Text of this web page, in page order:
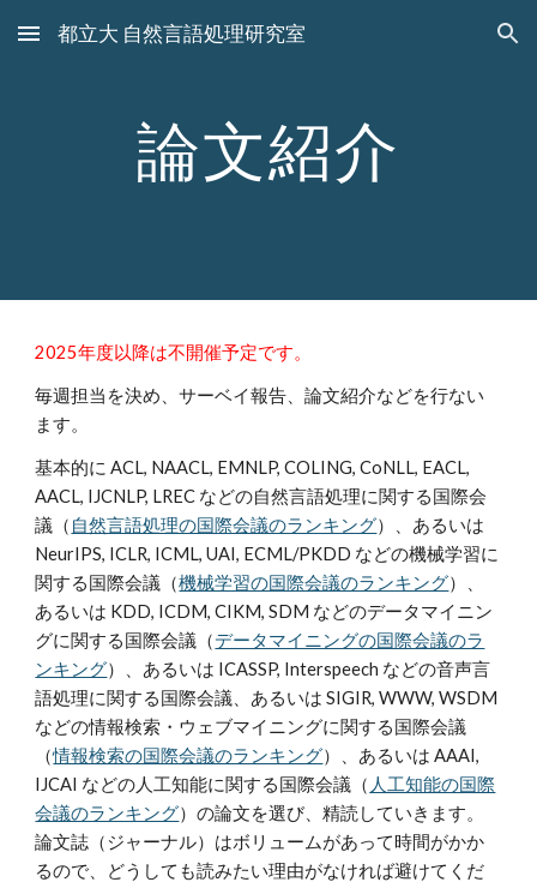
Skip to main content Skip to navigation
都立大 自然言語処理研究室
論文紹介
2025年度以降は不開催予定です。
毎週担当を決め、サーベイ報告、論文紹介などを行ない
ます。
基本的に ACL, NAACL, EMNLP, COLING, CoNLL, EACL,
AACL, IJCNLP, LREC などの自然言語処理に関する国際会
議（ 自然言語処理の国際会議のランキング）、あるいは
NeurIPS, ICLR, ICML, UAI, ECML/PKDD などの機械学習に
関する国際会議（機械学習の国際会議のランキング）、
あるいは KDD, ICDM, CIKM, SDM などのデータマイニン
グに関する国際会議（データマイニングの国際会議のラ
ンキング）、あるいは ICASSP, Interspeech などの音声言
語処理に関する国際会議、あるいは SIGIR, WWW, WSDM
などの情報検索・ウェブマイニングに関する国際会議
（情報検索の国際会議のランキング）、あるいは AAAI,
IJCAI などの人工知能に関する国際会議（ 人工知能の国際
会議のランキング）の論文を選び、精読していきます。
論文誌（ジャーナル）はボリュームがあって時間がかか
るので、どうしても読みたい理由がなければ避けてくだ